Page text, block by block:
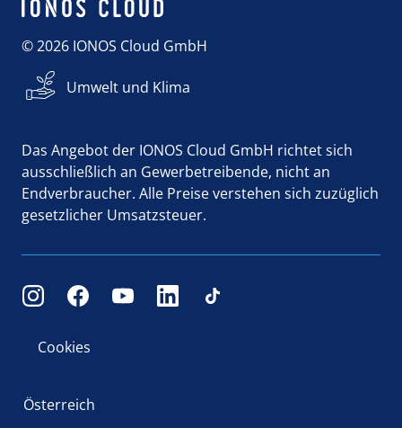
© 2026 IONOS Cloud GmbH
Umwelt und Klima
Das Angebot der IONOS Cloud GmbH richtet sich
ausschließlich an Gewerbetreibende, nicht an
Endverbraucher. Alle Preise verstehen sich zuzüglich
gesetzlicher Umsatzsteuer.
Cookies
Österreich